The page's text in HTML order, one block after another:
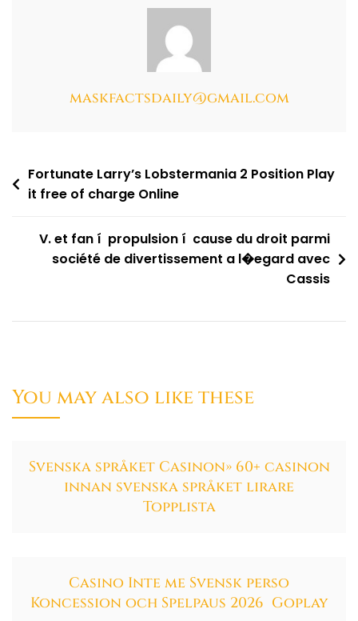
maskfactsdaily@gmail.com
Fortunate Larry’s Lobstermania 2 Position Play
it free of charge Online
V. et fan í propulsion í cause du droit parmi
société de divertissement a l�egard avec
Cassis
You may also like these
Svenska språket Casinon» 60+ casinon
innan svenska språket lirare
Topplista
Casino Inte me Svensk perso
Koncession och Spelpaus 2026 ️ Goplay